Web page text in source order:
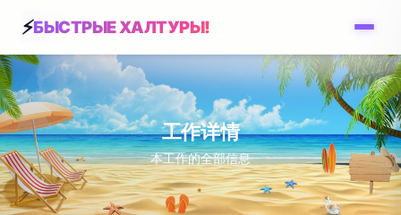
БЫСТРЫЕ ХАЛТУРЫ!
工作详情
本工作的全部信息